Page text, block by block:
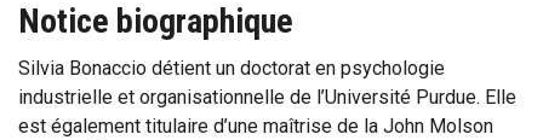
Notice biographique
Silvia Bonaccio détient un doctorat en psychologie
industrielle et organisationnelle de l’Université Purdue. Elle
est également titulaire d’une maîtrise de la John Molson